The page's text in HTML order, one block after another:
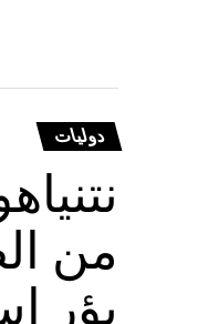
أن على
ذلك
وفي وقت
إذا
البحر
وقال
دوليات
من
بؤر